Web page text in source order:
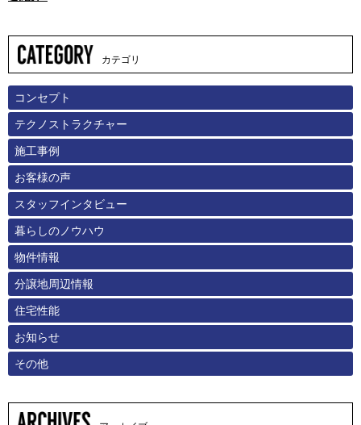
カテゴリ
コンセプト
テクノストラクチャー
施工事例
お客様の声
スタッフインタビュー
暮らしのノウハウ
物件情報
分譲地周辺情報
住宅性能
お知らせ
その他